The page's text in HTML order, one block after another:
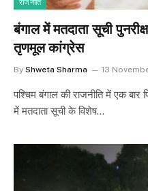
राजनीति
बंगाल में मतदाता सूची
तृणमूल कांग्रेस
By Shweta Sharma 13
पश्चिम बंगाल की राजनीति में एक
में मतदाता सूची के विशेष…